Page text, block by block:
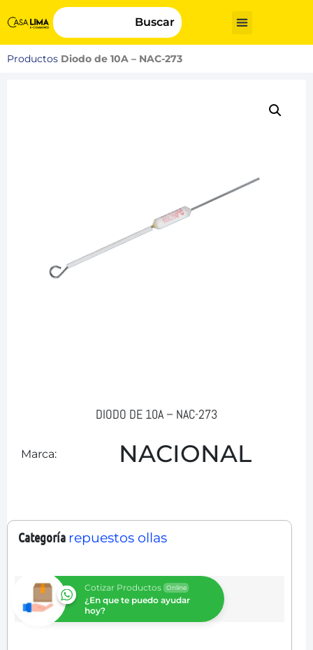
Buscar
Productos Diodo de 10A – NAC-273
DIODO DE 10A – NAC-273
Marca: NACIONAL
Categoría repuestos ollas
Cotizar Productos Online
¿En que te puedo ayudar
hoy?